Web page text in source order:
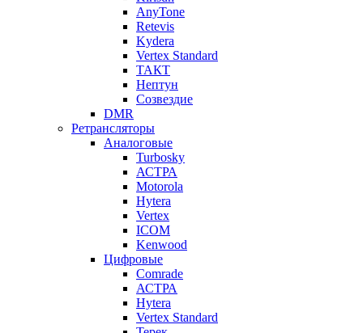
AnyTone
Retevis
Kydera
Vertex Standard
ТАКТ
Нептун
Созвездие
DMR
Ретрансляторы
Аналоговые
Turbosky
АСТРА
Motorola
Hytera
Vertex
ICOM
Kenwood
Цифровые
Comrade
АСТРА
Hytera
Vertex Standard